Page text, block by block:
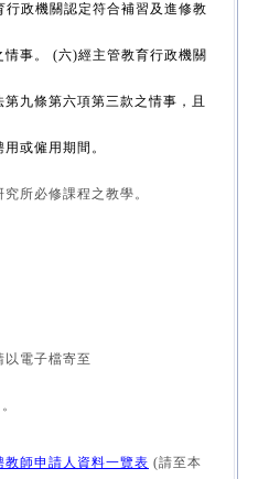
政機關認定符合補習及進修教
事。 (六)經主管教育行政機關
九條第六項第三款之情事，且
或僱用期間。
所必修課程之教學。
電子檔寄至
教師申請人資料一覽表 (請至本